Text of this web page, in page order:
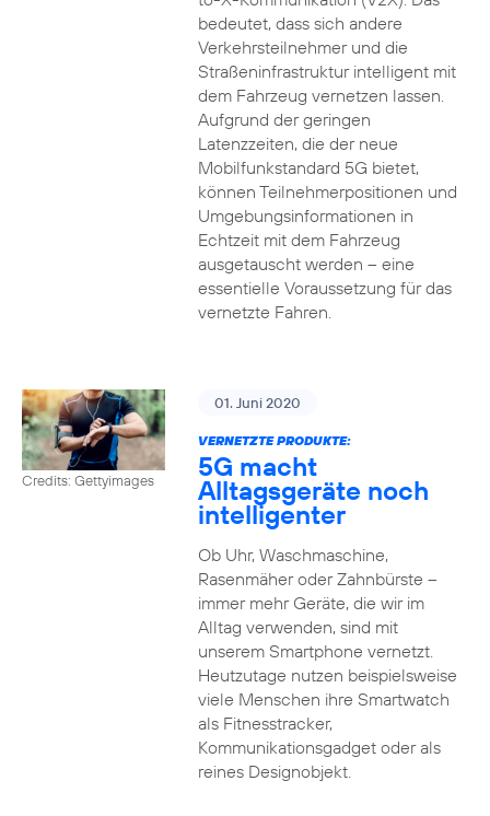
bedeutet, dass sich andere
Verkehrsteilnehmer und die
Straßeninfrastruktur intelligent mit
dem Fahrzeug vernetzen lassen.
Aufgrund der geringen
Latenzzeiten, die der neue
Mobilfunkstandard 5G bietet,
können Teilnehmerpositionen und
Umgebungsinformationen in
Echtzeit mit dem Fahrzeug
ausgetauscht werden – eine
essentielle Voraussetzung für das
vernetzte Fahren.
Credits: Gettyimages
01. Juni 2020
VERNETZTE PRODUKTE:
5G macht
Alltagsgeräte noch
intelligenter
Ob Uhr, Waschmaschine,
Rasenmäher oder Zahnbürste –
immer mehr Geräte, die wir im
Alltag verwenden, sind mit
unserem Smartphone vernetzt.
Heutzutage nutzen beispielsweise
viele Menschen ihre Smartwatch
als Fitnesstracker,
Kommunikationsgadget oder als
reines Designobjekt.